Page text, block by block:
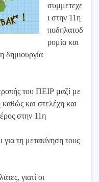
συμμετεχε
ι στην 11η
ποδηλατοδ
ρομία και
δημιουργία
του ΠΕΙΡ μαζί με
και στελέχη και
στην 11η
τη μετακίνηση τους
γιατί οι